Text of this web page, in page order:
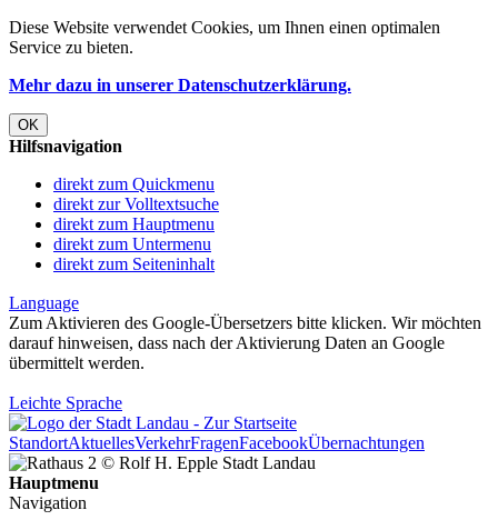
Diese Website verwendet Cookies, um Ihnen einen optimalen
Service zu bieten.
Mehr dazu in unserer Datenschutzerklärung.
OK
Hilfsnavigation
direkt zum Quickmenu
direkt zur Volltextsuche
direkt zum Hauptmenu
direkt zum Untermenu
direkt zum Seiteninhalt
Language
Zum Aktivieren des Google-Übersetzers bitte klicken. Wir möchten
darauf hinweisen, dass nach der Aktivierung Daten an Google
übermittelt werden.
Leichte Sprache
StandortAktuellesVerkehrFragenFacebookÜbernachtungen
Hauptmenu
Navigation